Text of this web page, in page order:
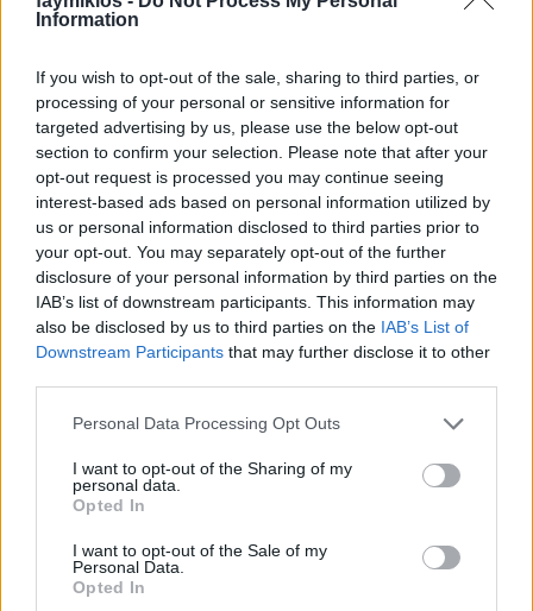
Information
If you wish to opt-out of the sale, sharing to third parties, or
processing of your personal or sensitive information for
targeted advertising by us, please use the below opt-out
section to confirm your selection. Please note that after your
opt-out request is processed you may continue seeing
interest-based ads based on personal information utilized by
us or personal information disclosed to third parties prior to
your opt-out. You may separately opt-out of the further
disclosure of your personal information by third parties on the
IAB’s list of downstream participants. This information may
also be disclosed by us to third parties on the IAB’s List of
Downstream Participants that may further disclose it to other
Please note that this website/app uses one or more Google
not limited to your visit or usage behaviour. You may click to
grant or deny consent to Google and its third-party tags to
use your data for below specified purposes in below Google
consent section.
Personal Data Processing Opt Outs
I want to opt-out of the Sharing of my
personal data.
Opted In
I want to opt-out of the Sale of my
Personal Data.
Opted In
megrendülés helyett színfalakat javasol, de azt
inkább nápolyi dal. Legalább ez is megvolt.
Hanem otthon mi várja az embert a televízióban?
Igen, a Verdi Requiem, az a régi előadás az Erkel
Színházból, a Scala nagy európai turnéjának magyar
állomása 1981 nyarán. Aki emlékszik, annak nem
újdonság: a tenor megbetegedett, magyarokat
kértek föl a két előadásra, végül Gulyás Dénessel
ment tovább a turné, viszont Kelen Péter volt a
tévéközvetítésben. Maga a közvetítés elég harmatos,
az akkori mikrofonok nem tudtak mit kezdeni Shirley
Verrett hangjával, és ha megszólalt a kórus, az
mindig olyan távoli élmény volt, mint valami tihanyi
óriáshang, Obrazcova és Gyaurov közé - az utóbbi
egyébként szép nagyot gikszerezett a Confutatisban.
De az Ingemisco szép, megrendült és megrendítő, és
a maga módján most nagyon megnyugtató: nem
Verdi a stupid.